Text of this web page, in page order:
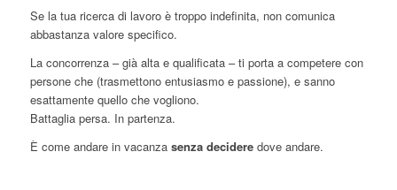
Se la tua ricerca di lavoro è troppo indefinita, non comunica
abbastanza valore specifico.
La concorrenza – già alta e qualificata – ti porta a competere con
persone che (trasmettono entusiasmo e passione), e sanno
esattamente quello che vogliono.
Battaglia persa. In partenza.
È come andare in vacanza senza decideredove andare.